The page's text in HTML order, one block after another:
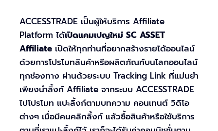
ACCESSTRADE เป็นผู้ให้บริการ Affiliate
Platform ได้เปิดแคมเปญใหม่ SC ASSET
Affiliate เปิดให้ทุกท่านที่อยากสร้างรายได้ออนไลน์
ด้วยการโปรโมทสินค้าหรือผลิตภัณฑ์บนโลกออนไลน์
ทุกช่องทาง ผ่านด้วยระบบ Tracking Link ที่แม่นยำ
เพียงนำลิ้งก์ Affiliate จากระบบ ACCESSTRADE
ไปโปรโมท แปะลิ้งก์ตามบทความ คอนเทนต์ วิดิโอ
ต่างๆ เมื่อมีคนคลิกลิ้งก์ แล้วซื้อสินค้าหรือใช้บริการ